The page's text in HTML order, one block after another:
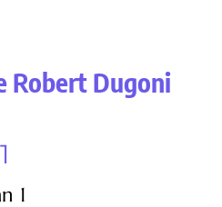
Robert Dugoni
1